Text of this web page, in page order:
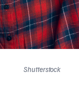
Shutterstock